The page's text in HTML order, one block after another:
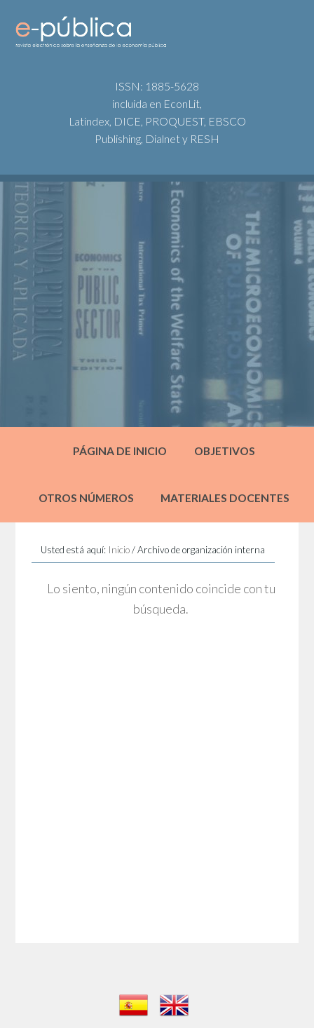
ISSN: 1885-5628
incluida en EconLit,
Latindex, DICE, PROQUEST, EBSCO
Publishing, Dialnet y RESH
PÁGINA DE INICIO OBJETIVOS
OTROS NÚMEROS MATERIALES DOCENTES
Usted está aquí: Inicio /Archivo de organización interna
Lo siento, ningún contenido coincide con tu
búsqueda.